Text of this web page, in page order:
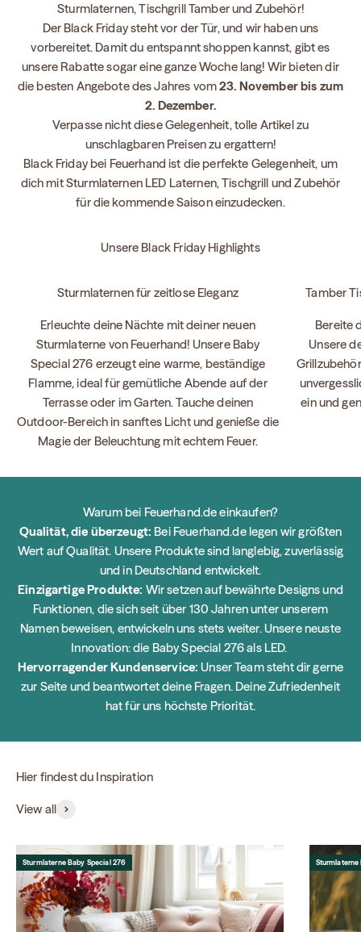
Sturmlaternen, Tischgrill Tamber und Zubehör!
Der Black Friday steht vor der Tür, und wir haben uns
vorbereitet. Damit du entspannt shoppen kannst, gibt es
unsere Rabatte sogar eine ganze Woche lang! Wir bieten dir
die besten Angebote des Jahres vom23. November bis zum
2. Dezember.
Verpasse nicht diese Gelegenheit, tolle Artikel zu
unschlagbaren Preisen zu ergattern!
Black Friday bei Feuerhand ist die perfekte Gelegenheit, um
dich mit Sturmlaternen LED Laternen, Tischgrill und Zubehör
für die kommende Saison einzudecken.
Unsere Black Friday Highlights
Sturmlaternen für zeitlose Eleganz
Erleuchte deine Nächte mit deiner neuen
Sturmlaterne von Feuerhand! Unsere Baby
Special 276 erzeugt eine warme, beständige
Flamme, ideal für gemütliche Abende auf der
Terrasse oder im Garten. Tauche deinen
Outdoor-Bereich in sanftes Licht und genieße die
Magie der Beleuchtung mit echtem Feuer.
Tamber
Bereite
Unsere
ein und
Warum bei Feuerhand.de einkaufen?
Qualität, die überzeugt: Bei Feuerhand.de legen wir größten
Wert auf Qualität. Unsere Produkte sind langlebig, zuverlässig
und in Deutschland entwickelt.
Einzigartige Produkte: Wir setzen auf bewährte Designs und
Funktionen, die sich seit über 130 Jahren unter unserem
Namen beweisen, entwickeln uns stets weiter. Unsere neuste
Innovation: die Baby Special 276 als LED.
Hervorragender Kundenservice: Unser Team steht dir gerne
zur Seite und beantwortet deine Fragen. Deine Zufriedenheit
hat für uns höchste Priorität.
Hier findest du Inspiration
View all
Sturmlaterne Baby Special 276 Sturmlaterne